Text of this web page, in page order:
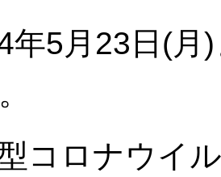
年5月23日(月
コロナウイ